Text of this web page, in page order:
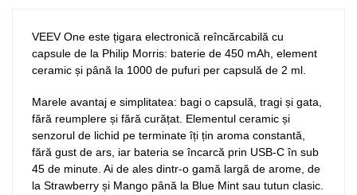
VEEV One este țigara electronică reîncărcabilă cu
capsule de la Philip Morris: baterie de 450 mAh, element
ceramic și până la 1000 de pufuri per capsulă de 2 ml.
Marele avantaj e simplitatea: bagi o capsulă, tragi și gata,
fără reumplere și fără curățat. Elementul ceramic și
senzorul de lichid pe terminate îți țin aroma constantă,
fără gust de ars, iar bateria se încarcă prin USB-C în sub
45 de minute. Ai de ales dintr-o gamă largă de arome, de
la Strawberry și Mango până la Blue Mint sau tutun clasic.